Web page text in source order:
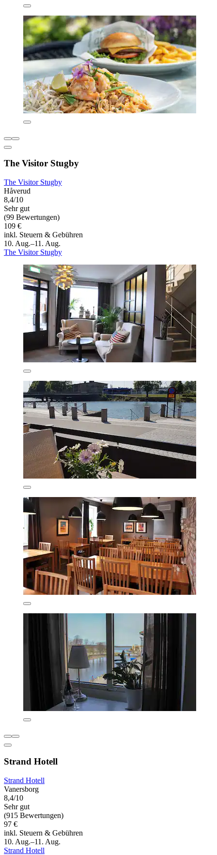
The Visitor Stugby
The Visitor Stugby
Håverud
8,4/10
Sehr gut
(99 Bewertungen)
109 €
inkl. Steuern & Gebühren
10. Aug.–11. Aug.
The Visitor Stugby
Strand Hotell
Strand Hotell
Vanersborg
8,4/10
Sehr gut
(915 Bewertungen)
97 €
inkl. Steuern & Gebühren
10. Aug.–11. Aug.
Strand Hotell